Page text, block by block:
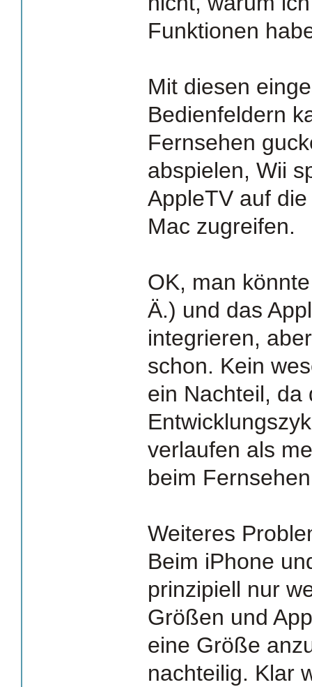
Funktionen
Mit diesen
Bedienfeldern
Fernsehen
abspielen, Wii
AppleTV auf
Mac zugreifen.
OK, man
Ä.) und das
integrieren,
schon. Kein
ein Nachteil, da
verlaufen als
beim
Weiteres
Beim iPhone
prinzipiell nur
Größen und
eine Größe
nachteilig. Klar